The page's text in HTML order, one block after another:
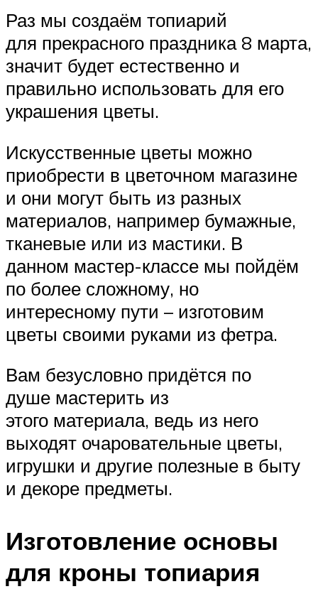
Раз мы создаём топиарий
для прекрасного праздника 8 марта,
значит будет естественно и
правильно использовать для его
украшения цветы.
Искусственные цветы можно
приобрести в цветочном магазине
и они могут быть из разных
материалов, например бумажные,
тканевые или из мастики. В
данном мастер-классе мы пойдём
по более сложному, но
интересному пути – изготовим
цветы своими руками из фетра.
Вам безусловно придётся по
душе мастерить из
этого материала, ведь из него
выходят очаровательные цветы,
игрушки и другие полезные в быту
и декоре предметы.
Изготовление основы
для кроны топиария